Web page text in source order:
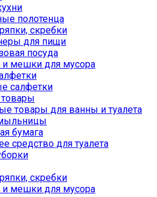
полотенца
скребки
для пищи
посуда
и мешки для мусора
салфетки
товары для ванны и туалета
бумага
средство для туалета
скребки
и мешки для мусора